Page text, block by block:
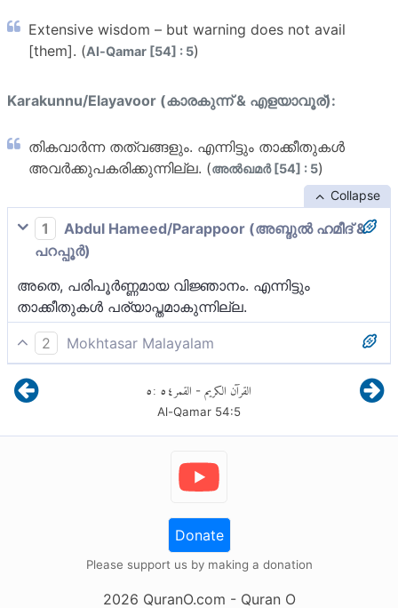
Extensive wisdom – but warning does not avail
[them]. (Al-Qamar [54] : 5)
Karakunnu/Elayavoor (കാരകുന്ന് & എളയാവൂര്):
തികവാര്‍ന്ന തത്വങ്ങളും. എന്നിട്ടും താക്കീതുകള്‍
അവര്‍ക്കുപകരിക്കുന്നില്ല. (അല്‍ഖമര്‍ [54] : 5)
Collapse
1
Abdul Hameed/Parappoor (അബ്ദുല്‍ ഹമീദ് &
പറപ്പൂര്‍)
അതെ, പരിപൂര്‍ണ്ണമായ വിജ്ഞാനം. എന്നിട്ടും
താക്കീതുകള്‍ പര്യാപ്തമാകുന്നില്ല.
2
Mokhtasar Malayalam
അവർക്ക് വന്നെത്തിയ വാർത്തകൾ അവരുടെ മേൽ
തെളിവുകൾ സ്ഥാപിതമാകാൻ പര്യാപ്തമായ
പരിപൂർണ്ണമായ വിജ്ഞാനമാണ്. എന്നാൽ
അല്ലാഹുവിലും അന്ത്യനാളിലും
വിശ്വസിക്കാത്തവർക്ക് ഈ താക്കീതുകളൊന്നും
القرآن الكريم - القمر٥٤:٥
Al-Qamar54:5
Donate
Please support us by making a donation
2026 QuranO.com - Quran O